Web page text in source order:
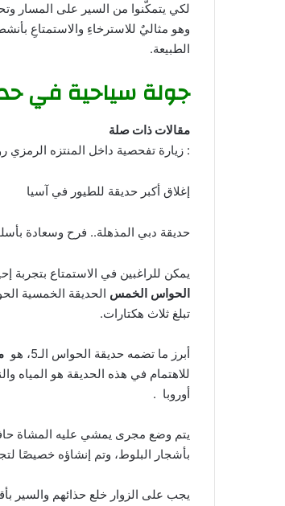
لكي يتمكّنوا من السير على المسار
وهو مثاليٌ للاسترخاءِ والاستمتاعِ
الطبيعة.
جولة سياحية في
مقالات ذات صلة
: زيارة تفحصية داخل المنتزه الرمزي
إغلاق أكبر حديقة للطيور في آسيا
حديقة دبي المذهلة.. فرح وسعادة
يمكن للراغبين في الاستمتاع بتجربة
الحواس الخمس الحديقة الخمسية
تبلغ ثلاث هكتارات.
أبرز ما تضمه حديقة الحواس الـ5، هو
للاهتمام في هذه الحديقة هو المياه
أوروبا .
بأشجار البلوط، وتم إنشاؤه خصيصًا
يجب على الزوار خلع حذائهم والسير